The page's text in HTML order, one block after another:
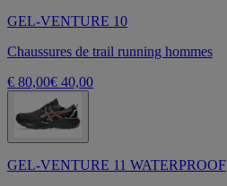
GEL-VENTURE 10
Chaussures de trail running hommes
€ 80,00€ 40,00
GEL-VENTURE 11 WATERPROOF